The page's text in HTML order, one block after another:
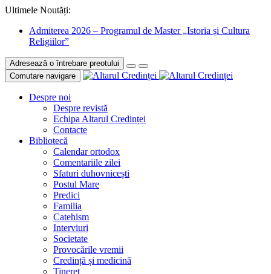
Ultimele Noutăți:
Admiterea 2026 – Programul de Master „Istoria și Cultura
Religiilor”
Adresează o întrebare preotului
Comutare navigare
Despre noi
Despre revistă
Echipa Altarul Credinței
Contacte
Bibliotecă
Calendar ortodox
Comentariile zilei
Sfaturi duhovnicești
Postul Mare
Predici
Familia
Catehism
Interviuri
Societate
Provocările vremii
Credință și medicină
Tineret